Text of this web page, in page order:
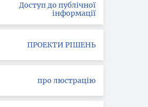
Доступ до публічної
інформації
ПРОЕКТИ РІШЕНЬ
про люстрацію